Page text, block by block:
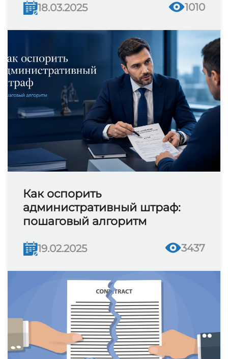
18.03.2025 1010
Как оспорить
административный штраф:
пошаговый алгоритм
19.02.2025 3437